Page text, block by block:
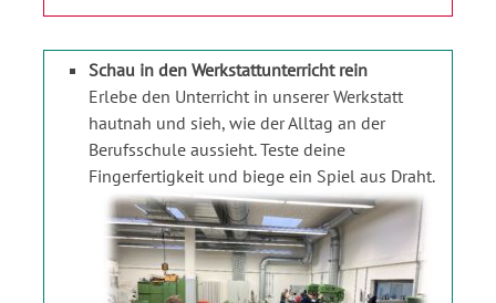
Schau in den Werkstattunterricht rein
Erlebe den Unterricht in unserer Werkstatt
hautnah und sieh, wie der Alltag an der
Berufsschule aussieht. Teste deine
Fingerfertigkeit und biege ein Spiel aus Draht.